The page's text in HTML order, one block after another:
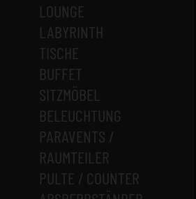
LOUNGE
LABYRINTH
TISCHE
BUFFET
SITZMÖBEL
BELEUCHTUNG
PARAVENTS /
RAUMTEILER
PULTE / COUNTER